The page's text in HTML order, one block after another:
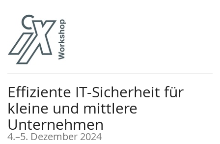
Haupt-
Inhalt
springen
Effiziente IT-Sicherheit für
kleine und mittlere
Unternehmen
4.–bis
5. Dezember 2024